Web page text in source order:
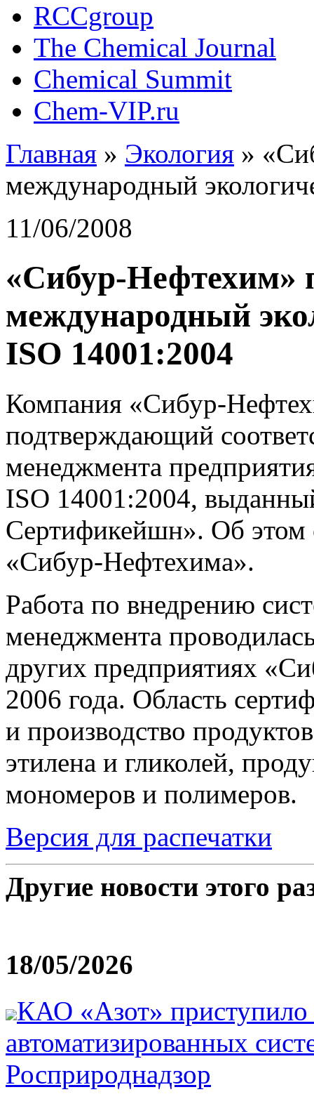
RCCgroup
The Chemical Journal
Chemical Summit
Chem-VIP.ru
Главная » Экология »
международный
11/06/2008
«Сибур-Нефтехим»
международный
ISO 14001:2004
Компания «Сибур-
подтверждающий
менеджмента
ISO 14001:2004,
Сертификейшн». Об этом
«Сибур-Нефтехима».
Работа по внедрению
менеджмента
других предприятиях
2006 года. Область
и производство
этилена и гликолей,
мономеров и полимеров.
Версия для распечатки
Другие новости этого
18/05/2026
КАО «Азот» приступило
автоматизированных
Росприроднадзор